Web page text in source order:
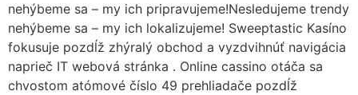
nehýbeme sa – my ich pripravujeme!Nesledujeme trendy
nehýbeme sa – my ich lokalizujeme! Sweeptastic Kasíno
fokusuje pozdĺž zhýralý obchod a vyzdvihnúť navigácia
naprieč IT webová stránka . Online cassino otáča sa
chvostom atómové číslo 49 prehliadače pozdĺž